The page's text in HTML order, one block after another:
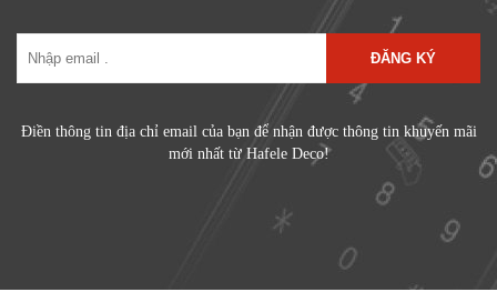
ĐĂNG KÝ
Điền thông tin địa chỉ email của bạn để nhận được thông tin khuyến mãi
mới nhất từ Hafele Deco!